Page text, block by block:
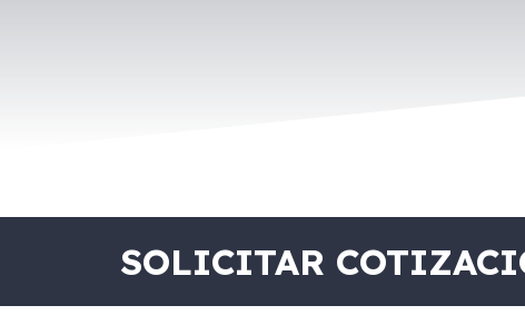
SOLICITAR